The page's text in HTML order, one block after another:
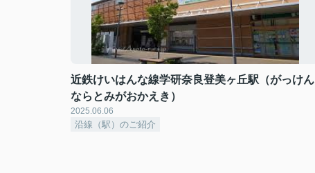
近鉄けいはんな線学研奈良登美ヶ丘駅（がっけん
ならとみがおかえき）
2025.06.06
沿線（駅）のご紹介